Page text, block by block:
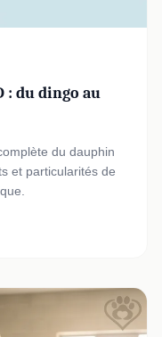
: du dingo au
du dauphin
et particularités de